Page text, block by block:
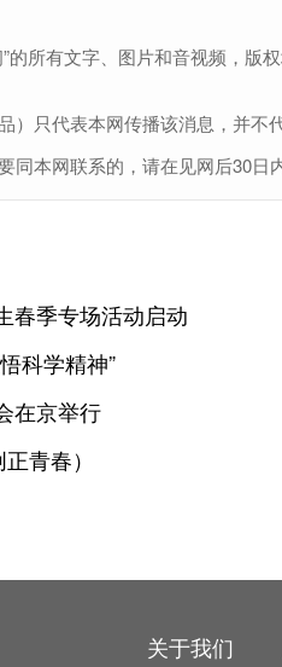
的所有文字、图片和音视频，版
）只代表本网传播该消息，并不
本网联系的，请在见网后30日
春季专场活动启动
科学精神”
在京举行
青春）
关于我们